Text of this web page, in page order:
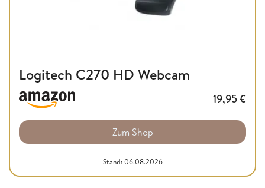
Logitech C270 HD Webcam
19,95€
Zum Shop
Stand: 06.08.2026